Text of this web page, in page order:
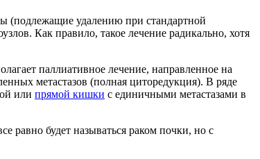
(подлежащие удалению при стандартной
Как правило, такое лечение радикально, хотя
паллиативное лечение, направленное на
метастазов (полная циторедукция). В ряде
или прямой кишки с единичными метастазами в
равно будет называться раком почки, но с